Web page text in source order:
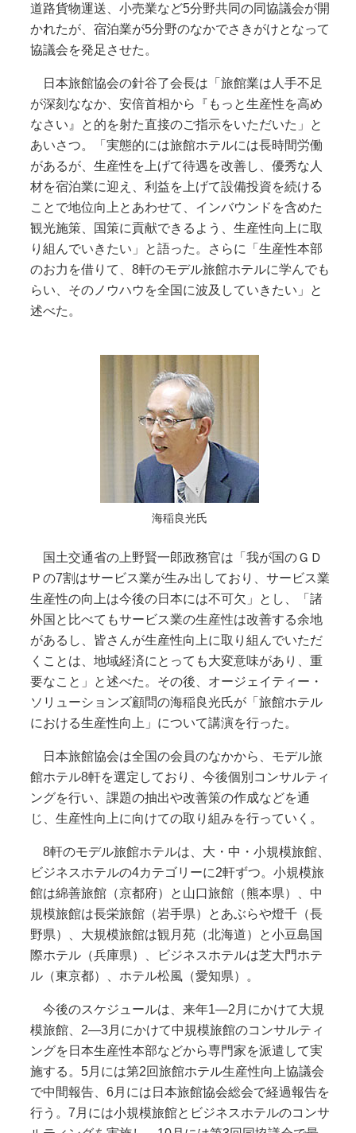
道路貨物運送、小売業など5分野共同の同協議会が開
かれたが、宿泊業が5分野のなかでさきがけとなって
協議会を発足させた。
日本旅館協会の針谷了会長は「旅館業は人手不足
が深刻ななか、安倍首相から『もっと生産性を高め
なさい』と的を射た直接のご指示をいただいた」と
あいさつ。「実態的には旅館ホテルには長時間労働
があるが、生産性を上げて待遇を改善し、優秀な人
材を宿泊業に迎え、利益を上げて設備投資を続ける
ことで地位向上とあわせて、インバウンドを含めた
観光施策、国策に貢献できるよう、生産性向上に取
り組んでいきたい」と語った。さらに「生産性本部
のお力を借りて、8軒のモデル旅館ホテルに学んでも
らい、そのノウハウを全国に波及していきたい」と
述べた。
海稲良光氏
国土交通省の上野賢一郎政務官は「我が国のＧＤ
Ｐの7割はサービス業が生み出しており、サービス業
生産性の向上は今後の日本には不可欠」とし、「諸
外国と比べてもサービス業の生産性は改善する余地
があるし、皆さんが生産性向上に取り組んでいただ
くことは、地域経済にとっても大変意味があり、重
要なこと」と述べた。その後、オージェイティー・
ソリューションズ顧問の海稲良光氏が「旅館ホテル
における生産性向上」について講演を行った。
日本旅館協会は全国の会員のなかから、モデル旅
館ホテル8軒を選定しており、今後個別コンサルティ
ングを行い、課題の抽出や改善策の作成などを通
じ、生産性向上に向けての取り組みを行っていく。
8軒のモデル旅館ホテルは、大・中・小規模旅館、
ビジネスホテルの4カテゴリーに2軒ずつ。小規模旅
館は綿善旅館（京都府）と山口旅館（熊本県）、中
規模旅館は長栄旅館（岩手県）とあぶらや燈千（長
野県）、大規模旅館は観月苑（北海道）と小豆島国
際ホテル（兵庫県）、ビジネスホテルは芝大門ホテ
ル（東京都）、ホテル松風（愛知県）。
今後のスケジュールは、来年1―2月にかけて大規
模旅館、2―3月にかけて中規模旅館のコンサルティ
ングを日本生産性本部などから専門家を派遣して実
施する。5月には第2回旅館ホテル生産性向上協議会
で中間報告、6月には日本旅館協会総会で経過報告を
行う。7月には小規模旅館とビジネスホテルのコンサ